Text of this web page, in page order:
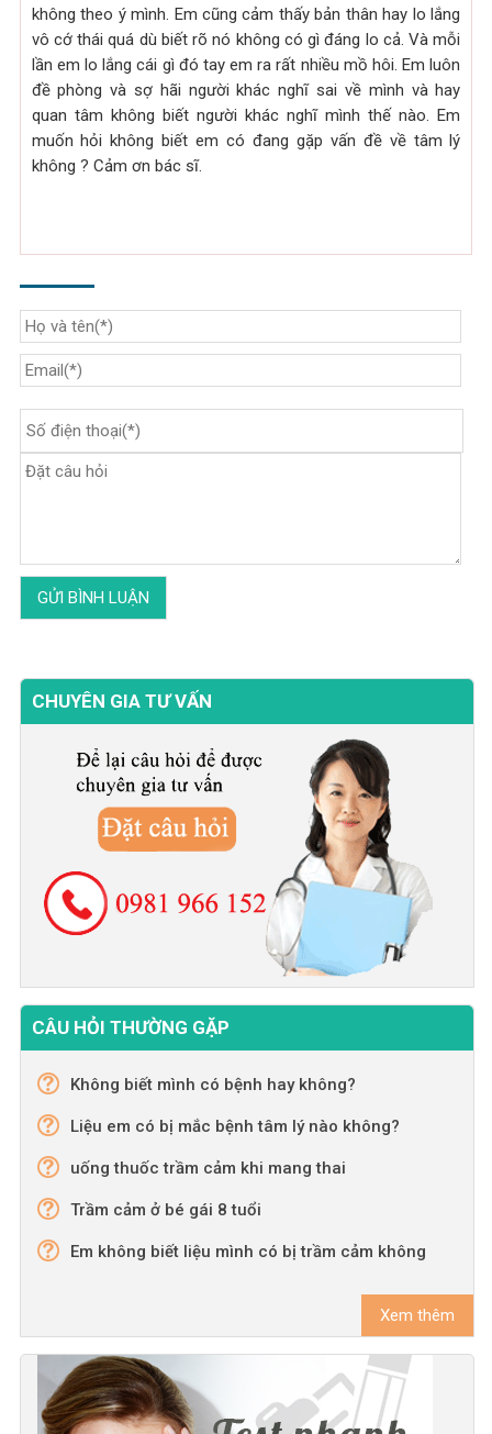
không theo ý mình. Em cũng cảm thấy bản thân hay lo lắng
vô cớ thái quá dù biết rõ nó không có gì đáng lo cả. Và mỗi
lần em lo lắng cái gì đó tay em ra rất nhiều mồ hôi. Em luôn
đề phòng và sợ hãi người khác nghĩ sai về mình và hay
quan tâm không biết người khác nghĩ mình thế nào. Em
muốn hỏi không biết em có đang gặp vấn đề về tâm lý
không ? Cảm ơn bác sĩ.
CHUYÊN GIA TƯ VẤN
CÂU HỎI THƯỜNG GẶP
Không biết mình có bệnh hay không?
Liệu em có bị mắc bệnh tâm lý nào không?
uống thuốc trầm cảm khi mang thai
Trầm cảm ở bé gái 8 tuổi
Em không biết liệu mình có bị trầm cảm không
Xem thêm